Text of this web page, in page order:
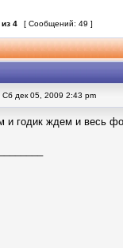
из 4 [ Сообщений: 49 ]
Сб дек 05, 2009 2:43 pm
и годик ждем и весь